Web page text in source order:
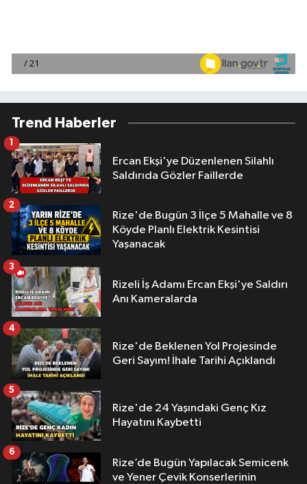
Trend Haberler
Ercan Ekşi'ye Düzenlenen Silahlı
Saldırıda Gözler Faillerde
1
Rize'de Bugün 3 İlçe 5 Mahalle ve 8
Köyde Planlı Elektrik Kesintisi
Yaşanacak
2
Rizeli İş Adamı Ercan Ekşi'ye Saldırı
Anı Kameralarda
3
Rize'de Beklenen Yol Projesinde
Geri Sayım! İhale Tarihi Açıklandı
4
Rize'de 24 Yaşındaki Genç Kız
Hayatını Kaybetti
5
Rize’de Bugün Yapılacak Semicenk
ve Yener Çevik Konserlerinin
6